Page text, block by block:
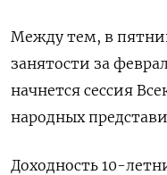
Между тем, в
занятости за
начнется сессия
народных
Доходность 10-